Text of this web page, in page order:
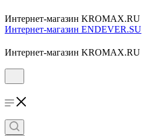
Интернет-магазин KROMAX.RU
Интернет-магазин ENDEVER.SU
Интернет-магазин KROMAX.RU